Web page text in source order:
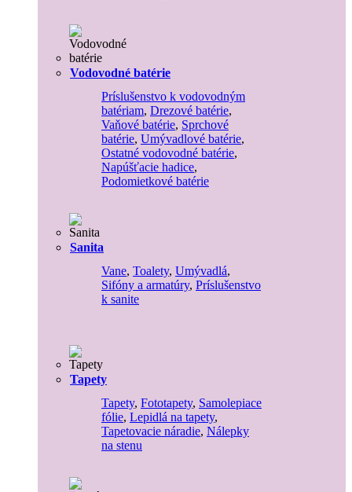
Vodovodné batérie
Príslušenstvo k vodovodným
batériam, Drezové batérie,
Vaňové batérie, Sprchové
batérie, Umývadlové batérie,
Ostatné vodovodné batérie,
Napúšťacie hadice,
Podomietkové batérie
Sanita
Vane, Toalety, Umývadlá,
Sifóny a armatúry, Príslušenstvo
k sanite
Tapety
Tapety, Fototapety, Samolepiace
fólie, Lepidlá na tapety,
Tapetovacie náradie, Nálepky
na stenu